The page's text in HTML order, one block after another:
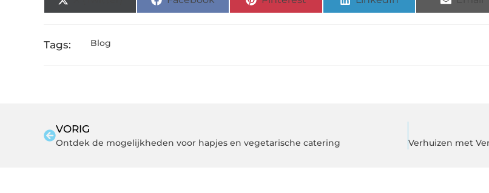
Tags: Blog
VORIG
Ontdek de mogelijkheden voor hapjes en vegetarische catering